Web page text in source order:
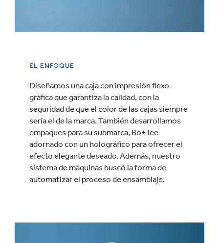
EL ENFOQUE
Diseñamos una caja con impresión flexo
gráfica que garantiza la calidad, con la
seguridad de que el color de las cajas siempre
sería el de la marca. También desarrollamos
empaques para su submarca, Bo+Tee
adornado con un holográfico para ofrecer el
efecto elegante deseado. Además, nuestro
sistema de máquinas buscó la forma de
automatizar el proceso de ensamblaje.